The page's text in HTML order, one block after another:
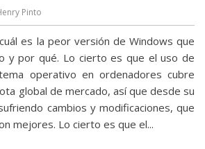
Pinto
es la peor versión de Windows que
y por qué. Lo cierto es que el uso de
operativo en ordenadores cubre
global de mercado, así que desde su
cambios y modificaciones, que
mejores. Lo cierto es que el...